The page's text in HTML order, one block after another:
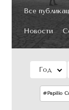
Все
Новости
Год
#Papilio